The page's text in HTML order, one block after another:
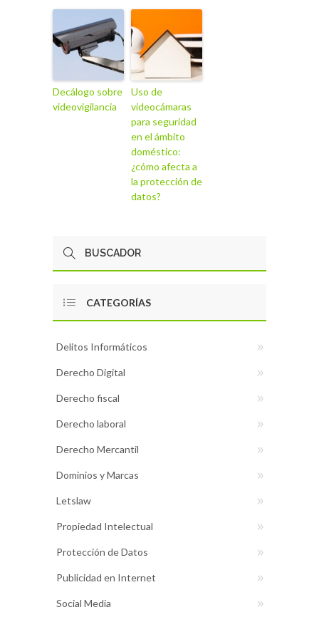
Decálogo sobre
videovigilancia
Uso de
videocámaras
para seguridad
en el ámbito
doméstico:
¿cómo afecta a
la protección de
datos?
CATEGORÍAS
Delitos Informáticos
Derecho Digital
Derecho fiscal
Derecho laboral
Derecho Mercantil
Dominios y Marcas
Letslaw
Propiedad Intelectual
Protección de Datos
Publicidad en Internet
Social Media